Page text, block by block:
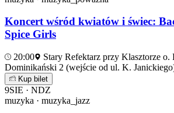
Koncert wśród kwiatów i świec:
Spice Girls
20:00
Stary Refektarz przy Klasztorze
Dominikański 2 (wejście od ul. K.
Kup bilet
9SIE · NDZ
muzyka · muzyka_jazz